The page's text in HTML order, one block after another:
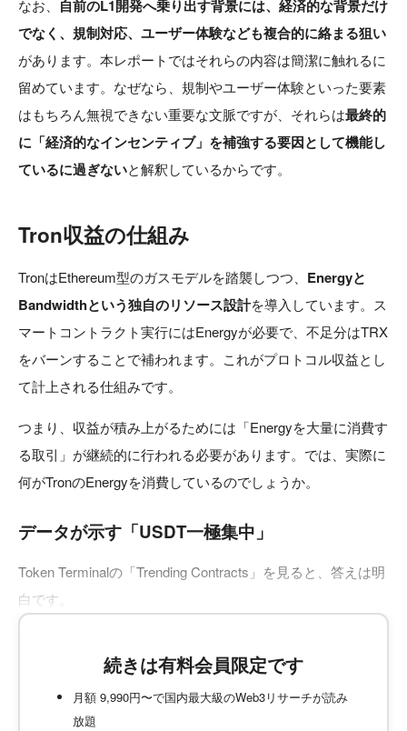
なお、 自前のL1開発へ乗り出す背景には、経済的な背景だけ
でなく、規制対応、ユーザー体験なども複合的に絡まる狙い
があります。本レポートではそれらの内容は簡潔に触れるに
留めています。なぜなら、規制やユーザー体験といった要素
はもちろん無視できない重要な文脈ですが、それらは最終的
に「経済的なインセンティブ」を補強する要因として機能し
ているに過ぎないと解釈しているからです。
Tron収益の仕組み
TronはEthereum型のガスモデルを踏襲しつつ、 Energyと
Bandwidthという独自のリソース設計を導入しています。ス
マートコントラクト実行にはEnergyが必要で、不足分はTRX
をバーンすることで補われます。これがプロトコル収益とし
て計上される仕組みです。
つまり、収益が積み上がるためには「Energyを大量に消費す
る取引」が継続的に行われる必要があります。では、実際に
何がTronのEnergyを消費しているのでしょうか。
データが示す「USDT一極集中」
Token Terminalの「Trending Contracts」を見ると、答えは明
白です。
続きは有料会員限定です
月額 9,990円〜で国内最大級のWeb3リサーチが読み
放題